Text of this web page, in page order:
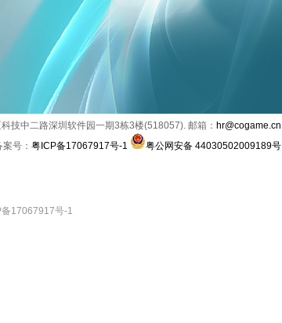
技中二路深圳软件园一期3栋3楼(518057). 邮箱： hr@cogame.cn
号： 粤ICP备17067917号-1 粤公网安备 44030502009189号
17067917号-1